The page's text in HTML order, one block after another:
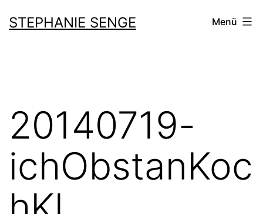
Inhalt
STEPHANIE SENGE Menü
20140719-
ichObstanKoc